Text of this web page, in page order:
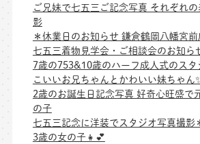
ご兄妹で七五三ご記念写真 それぞれ
影
＊休業日のお知らせ 鎌倉鶴岡八幡宮
七五三着物見学会・ご相談会のお知ら
7歳の753&10歳のハーフ成人式のスタ
こいいお兄ちゃんとかわいい妹ちゃん
2歳のお誕生日記念写真 好奇心旺盛で
の子
七五三記念に洋装でスタジオ写真撮影
3歳の女の子👧💕